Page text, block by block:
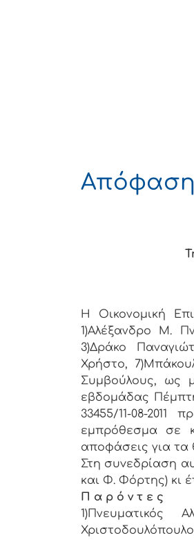
Απόφαση
Η Οικονομική
1)Αλέξανδρο Μ.
3)Δράκο
Χρήστο,
Συμβoύλoυς, ως
εβδoμάδας
33455/11-08-
εμπρόθεσμα σε
απoφάσεις για τα
Στη συvεδρίαση
και Φ. Φόρτης) κι
Π α ρ ό ν τ ε ς